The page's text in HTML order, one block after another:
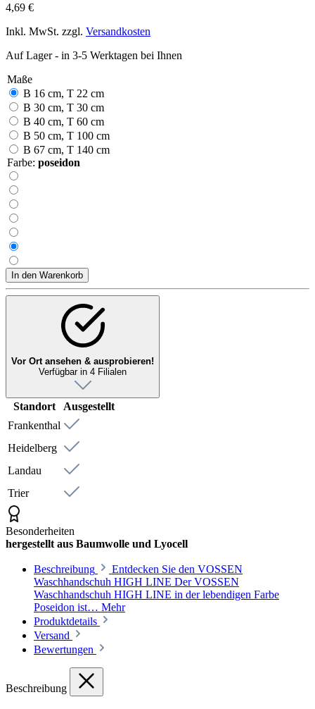
4,69 €
Inkl. MwSt. zzgl. Versandkosten
Auf Lager - in 3-5 Werktagen bei Ihnen
Maße
B 16 cm, T 22 cm
B 30 cm, T 30 cm
B 40 cm, T 60 cm
B 50 cm, T 100 cm
B 67 cm, T 140 cm
Farbe: poseidon
In den Warenkorb
Vor Ort ansehen & ausprobieren!
Verfügbar in 4 Filialen
Standort
Ausgestellt
Frankenthal
Heidelberg
Landau
Trier
Besonderheiten
hergestellt aus Baumwolle und Lyocell
Beschreibung
Entdecken Sie den VOSSEN
Waschhandschuh HIGH LINE Der VOSSEN
Waschhandschuh HIGH LINE in der lebendigen Farbe
Poseidon ist… Mehr
Produktdetails
Versand
Bewertungen
Beschreibung